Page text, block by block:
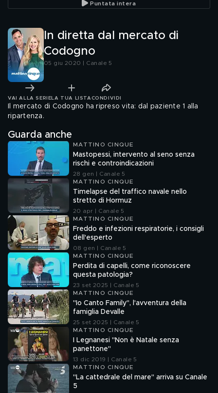
Puntata intera
In diretta dal mercato di
Codogno
05 giu 2020 | Canale 5
VAI ALLA SERIE LA TUA LISTA CONDIVIDI
Il mercato di Codogno ha ripreso vita: dal paziente 1 alla
ripartenza.
Guarda anche
MATTINO CINQUE
Mastopessi, intervento al seno senza
rischi e controindicazioni
28 gen | Canale 5
MATTINO CINQUE
Timelapse del traffico navale nello
stretto di Hormuz
20 apr | Canale 5
MATTINO CINQUE
Freddo e infezioni respiratorie, i consigli
dell'esperto
08 gen | Canale 5
MATTINO CINQUE
Perdita di capelli, come riconoscere
questa patologia?
23 set 2025 | Canale 5
MATTINO CINQUE
"Io Canto Family", l'avventura della
famiglia Devalle
25 set 2025 | Canale 5
MATTINO CINQUE
I Legnanesi "Non è Natale senza
panettone"
13 dic 2019 | Canale 5
MATTINO CINQUE
"La cattedrale del mare" arriva su Canale
5